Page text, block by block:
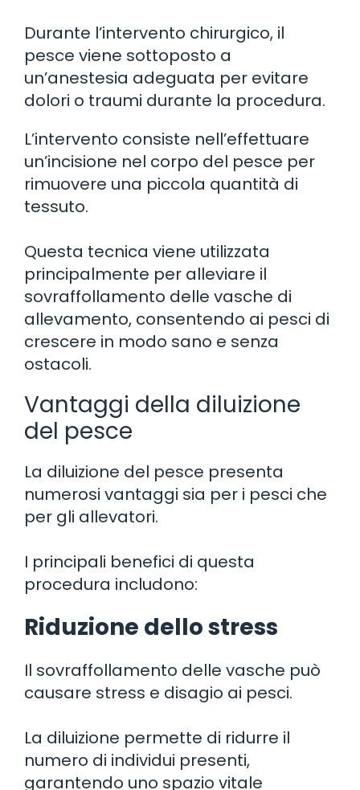
Durante l’intervento chirurgico, il
pesce viene sottoposto a
un’anestesia adeguata per evitare
dolori o traumi durante la procedura.
L’intervento consiste nell’effettuare
un’incisione nel corpo del pesce per
rimuovere una piccola quantità di
tessuto.
Questa tecnica viene utilizzata
principalmente per alleviare il
sovraffollamento delle vasche di
allevamento, consentendo ai pesci di
crescere in modo sano e senza
ostacoli.
Vantaggi della diluizione
del pesce
La diluizione del pesce presenta
numerosi vantaggi sia per i pesci che
per gli allevatori.
I principali benefici di questa
procedura includono:
Riduzione dello stress
Il sovraffollamento delle vasche può
causare stress e disagio ai pesci.
La diluizione permette di ridurre il
numero di individui presenti,
garantendo uno spazio vitale